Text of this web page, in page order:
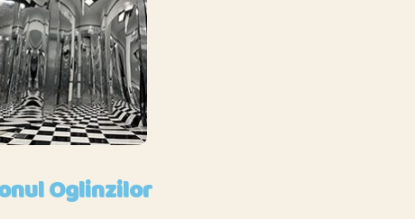
Oglinzilor